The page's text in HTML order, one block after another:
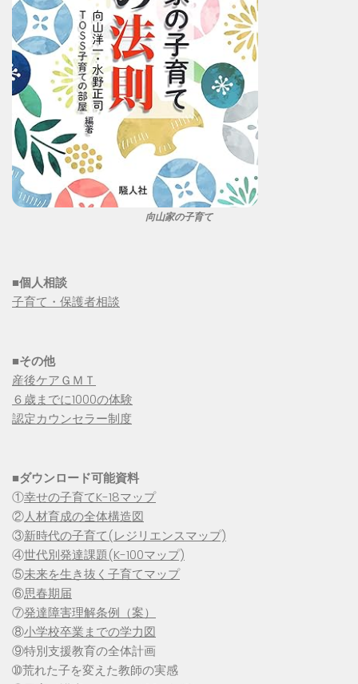
向山家の子育て
■個人相談
子育て・保護者相談
■その他
産後ケアＧＭＴ
６歳までに1000の体験
認定カウンセラー制度
■ダウンロード可能資料
①幸せの子育てK-18マップ
②人材育成の全体構造図
③新時代の子育て(レジリエンスマップ)
④世代別発達課題(K-100マップ)
⑤未来を生き抜く子育てマップ
⑥思春期届
⑦発達障害理解条例（案）
⑧小学校卒業までの学力図
⑨特別支援教育の全体計画
➉荒れた子を変えた教師の実感